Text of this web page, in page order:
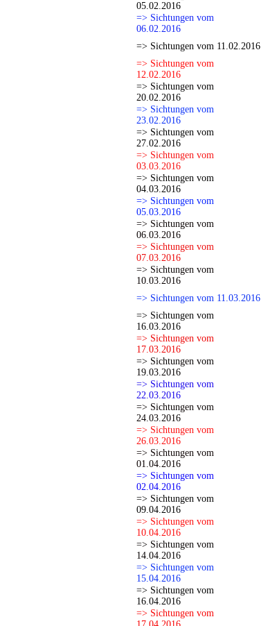
05.02.2016
=> Sichtungen vom
06.02.2016
=> Sichtungen vom 11.02.2016
=> Sichtungen vom
12.02.2016
=> Sichtungen vom
20.02.2016
=> Sichtungen vom
23.02.2016
=> Sichtungen vom
27.02.2016
=> Sichtungen vom
03.03.2016
=> Sichtungen vom
04.03.2016
=> Sichtungen vom
05.03.2016
=> Sichtungen vom
06.03.2016
=> Sichtungen vom
07.03.2016
=> Sichtungen vom
10.03.2016
=> Sichtungen vom 11.03.2016
=> Sichtungen vom
16.03.2016
=> Sichtungen vom
17.03.2016
=> Sichtungen vom
19.03.2016
=> Sichtungen vom
22.03.2016
=> Sichtungen vom
24.03.2016
=> Sichtungen vom
26.03.2016
=> Sichtungen vom
01.04.2016
=> Sichtungen vom
02.04.2016
=> Sichtungen vom
09.04.2016
=> Sichtungen vom
10.04.2016
=> Sichtungen vom
14.04.2016
=> Sichtungen vom
15.04.2016
=> Sichtungen vom
16.04.2016
=> Sichtungen vom